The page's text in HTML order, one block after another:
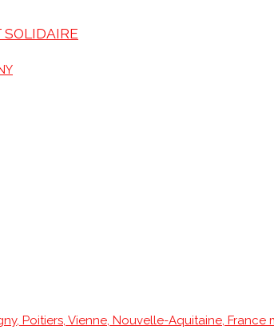
SOLIDAIRE
Poitiers, Vienne, Nouvelle-Aquitaine,